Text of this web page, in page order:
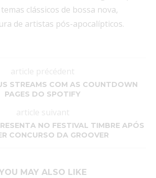
clássicos de bossa nova,
de artistas pós-apocalípticos.
article précédent
STREAMS COM AS COUNTDOWN
PAGES DO SPOTIFY
article suivant
NO FESTIVAL TIMBRE APÓS
CONCURSO DA GROOVER
MAY ALSO LIKE